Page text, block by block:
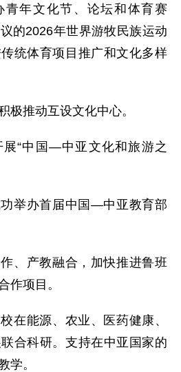
青年文化节、论坛和体育赛
的2026年世界游牧民族运动
统体育项目推广和文化多样
极推动互设文化中心。
“中国—中亚文化和旅游之
举办首届中国—中亚教育部
、产教融合，加快推进鲁班
作项目。
在能源、农业、医药健康、
合科研。支持在中亚国家的
学。